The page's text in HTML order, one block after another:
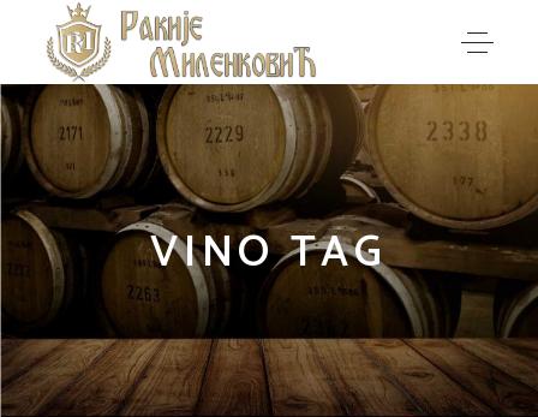
VINO TAG